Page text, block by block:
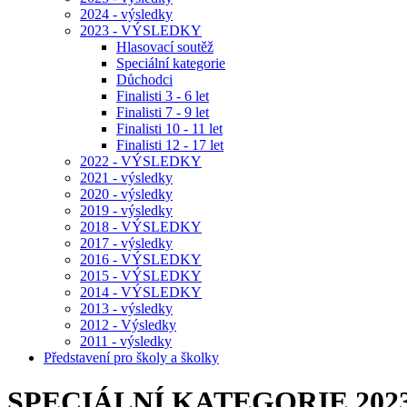
2024 - výsledky
2023 - VÝSLEDKY
Hlasovací soutěž
Speciální kategorie
Důchodci
Finalisti 3 - 6 let
Finalisti 7 - 9 let
Finalisti 10 - 11 let
Finalisti 12 - 17 let
2022 - VÝSLEDKY
2021 - výsledky
2020 - výsledky
2019 - výsledky
2018 - VÝSLEDKY
2017 - výsledky
2016 - VÝSLEDKY
2015 - VÝSLEDKY
2014 - VÝSLEDKY
2013 - výsledky
2012 - Výsledky
2011 - výsledky
Představení pro školy a školky